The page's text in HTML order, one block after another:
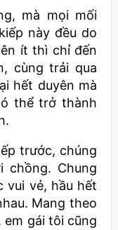
mà mọi mối
này đều do
ít thì chỉ đến
cùng trải qua
hết duyên mà
thể trở thành
trước, chúng
Chung
vui vẻ, hầu hết
Mang theo
em gái tôi cũng